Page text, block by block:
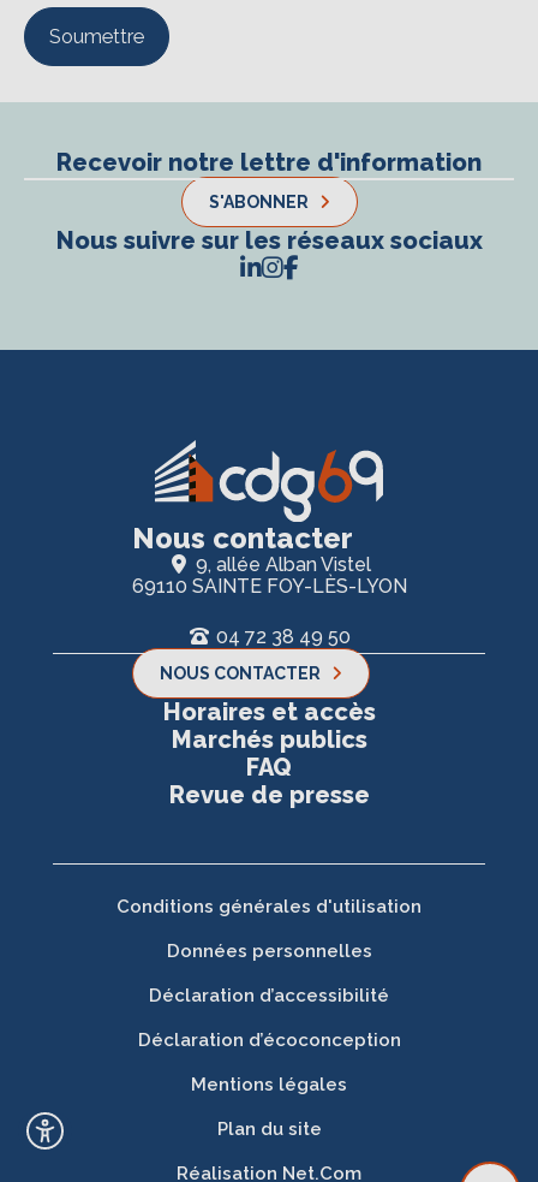
Recevoir notre lettre d'information
S'ABONNER
Nous suivre sur les réseaux sociaux
Nous contacter
9, allée Alban Vistel
69110 SAINTE FOY-LÈS-LYON
04 72 38 49 50
NOUS CONTACTER
Horaires et accès
Marchés publics
FAQ
Revue de presse
Conditions générales d'utilisation
Données personnelles
Déclaration d’accessibilité
Déclaration d’écoconception
Mentions légales
Plan du site
Réalisation Net.Com